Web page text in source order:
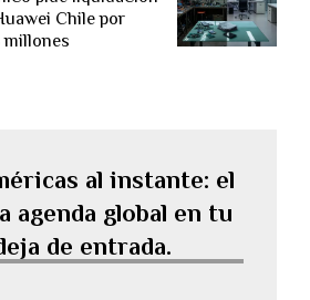
Chile por
millones
al instante: el
agenda global en tu
de entrada.